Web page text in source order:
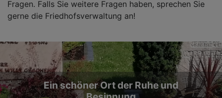
Fragen. Falls Sie weitere Fragen haben, sprechen Sie
gerne die Friedhofsverwaltung an!
Ein schöner Ort der Ruhe und